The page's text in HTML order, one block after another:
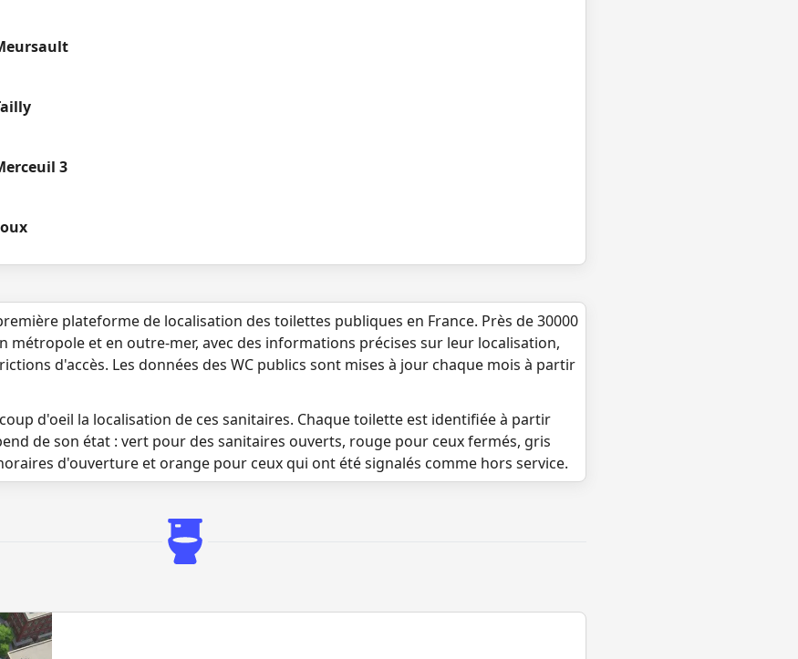
3
plateforme de localisation des toilettes publiques en France. Près de 30000
métropole et en outre-mer, avec des informations précises sur leur localisation,
d'accès. Les données des WC publics sont mises à jour chaque mois à partir
d'oeil la localisation de ces sanitaires. Chaque toilette est identifiée à partir
de son état : vert pour des sanitaires ouverts, rouge pour ceux fermés, gris
d'ouverture et orange pour ceux qui ont été signalés comme hors service.